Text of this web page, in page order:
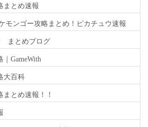
まとめ速報
モンゴー攻略まとめ！ピカチュウ速報
まとめブログ
GameWith
大百科
とめ速報！！